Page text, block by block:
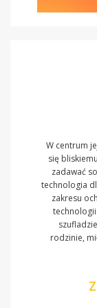
W centrum
się
zadawać
technologia
zakresu
rodzinie,